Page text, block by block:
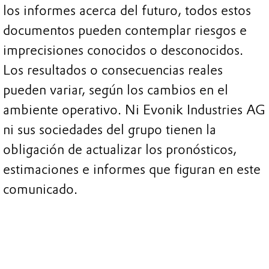
los informes acerca del futuro, todos estos
documentos pueden contemplar riesgos e
imprecisiones conocidos o desconocidos.
Los resultados o consecuencias reales
pueden variar, según los cambios en el
ambiente operativo. Ni Evonik Industries AG
ni sus sociedades del grupo tienen la
obligación de actualizar los pronósticos,
estimaciones e informes que figuran en este
comunicado.